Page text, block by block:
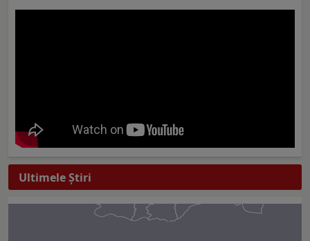
Ultimele Ştiri